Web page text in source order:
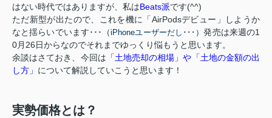
はない時代ではありますが、私はBeats派です(^^)
ただ新型が出たので、これを機に「AirPodsデビュー」しようか
なと揺らいでいます･･･（iPhoneユーザーだし･･･）発売は来週の1
0月26日からなのでそれまでゆっくり悩もうと思います。
余談はさておき、今回は 「土地売却の相場」や「土地の金額の出
し方」 について解説していこうと思います！
実勢価格とは？